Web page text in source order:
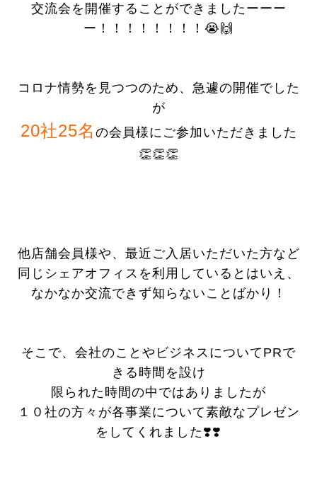
交流会を開催することができましたーーー
ー！！！！！！！！😭🙌
コロナ情勢を見つつのため、急遽の開催でした
が
20社25名 の会員様にご参加いただきました
👏👏👏
他店舗会員様や、最近ご入居いただいた方など
同じシェアオフィスを利用しているとはいえ、
なかなか交流できず知らないことばかり！
そこで、会社のことやビジネスについてPRで
きる時間を設け
限られた時間の中ではありましたが
１０社の方々が各事業について素敵なプレゼン
をしてくれました❣️❣️